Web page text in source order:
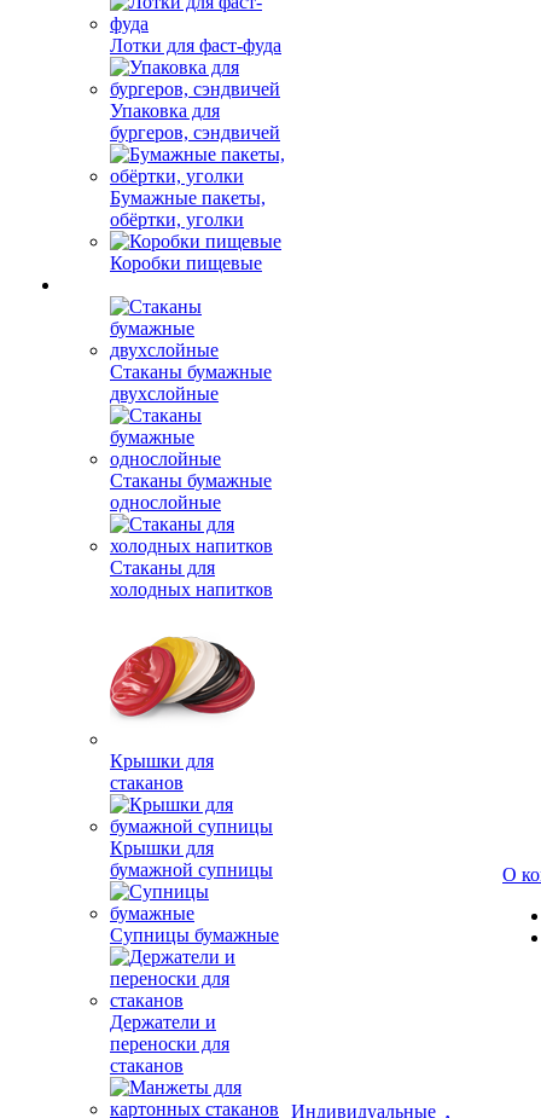
Лотки для фаст-фуда
Упаковка для
бургеров, сэндвичей
Бумажные пакеты,
обёртки, уголки
Коробки пищевые
Стаканы бумажные
двухслойные
Стаканы бумажные
однослойные
Стаканы для
холодных напитков
Крышки для
стаканов
Крышки для
бумажной супницы
Супницы бумажные
Держатели и
переноски для
стаканов
Индивидуальные
О